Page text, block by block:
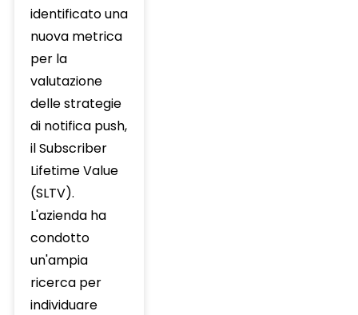
identificato una
nuova metrica
per la
valutazione
delle strategie
di notifica push,
il Subscriber
Lifetime Value
(SLTV).
L'azienda ha
condotto
un'ampia
ricerca per
individuare